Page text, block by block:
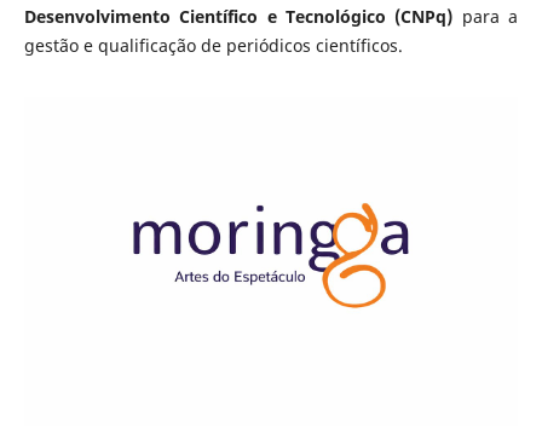
Desenvolvimento Científico e Tecnológico (CNPq) para a
gestão e qualificação de periódicos científicos.